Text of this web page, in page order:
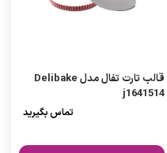
قالب تارت تفال مدل Delibake
j1641514
تماس بگیرید